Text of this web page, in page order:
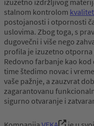
izuzetno izdržljivog
stalnom kontrolom
postojanosti i otpornosti
uslovima. Zbog toga, s
dugovečni i više nego
profila je izuzetno
Redovno farbanje kao
time štedimo novac i
vaše pažnje, a zauzvrat
zagarantovanu
sigurno otvaranje i